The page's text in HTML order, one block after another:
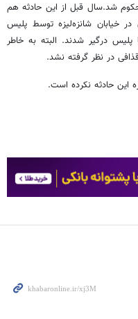
جریمه نقدی محکوم شد.سال قبل از این حادثه هم
خیابان شانزه‌لیزه توسط پلیس
درگیر شدند. البته به خاطر
در نظر گرفته نشد.
این حادثه نکرده است.